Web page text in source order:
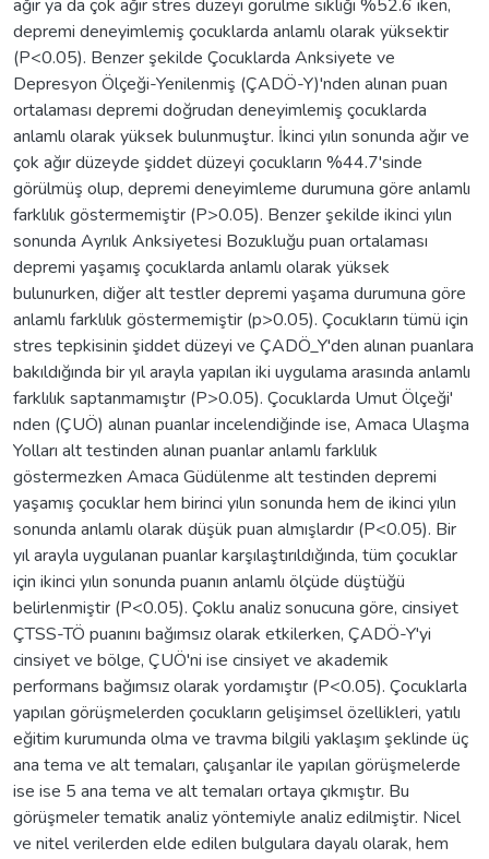
ağır ya da çok ağır stres düzeyi görülme sıklığı %52.6 iken,
depremi deneyimlemiş çocuklarda anlamlı olarak yüksektir
(P<0.05). Benzer şekilde Çocuklarda Anksiyete ve
Depresyon Ölçeği-Yenilenmiş (ÇADÖ-Y)'nden alınan puan
ortalaması depremi doğrudan deneyimlemiş çocuklarda
anlamlı olarak yüksek bulunmuştur. İkinci yılın sonunda ağır ve
çok ağır düzeyde şiddet düzeyi çocukların %44.7'sinde
görülmüş olup, depremi deneyimleme durumuna göre anlamlı
farklılık göstermemiştir (P>0.05). Benzer şekilde ikinci yılın
sonunda Ayrılık Anksiyetesi Bozukluğu puan ortalaması
depremi yaşamış çocuklarda anlamlı olarak yüksek
bulunurken, diğer alt testler depremi yaşama durumuna göre
anlamlı farklılık göstermemiştir (p>0.05). Çocukların tümü için
stres tepkisinin şiddet düzeyi ve ÇADÖ_Y'den alınan puanlara
bakıldığında bir yıl arayla yapılan iki uygulama arasında anlamlı
farklılık saptanmamıştır (P>0.05). Çocuklarda Umut Ölçeği'
nden (ÇUÖ) alınan puanlar incelendiğinde ise, Amaca Ulaşma
Yolları alt testinden alınan puanlar anlamlı farklılık
göstermezken Amaca Güdülenme alt testinden depremi
yaşamış çocuklar hem birinci yılın sonunda hem de ikinci yılın
sonunda anlamlı olarak düşük puan almışlardır (P<0.05). Bir
yıl arayla uygulanan puanlar karşılaştırıldığında, tüm çocuklar
için ikinci yılın sonunda puanın anlamlı ölçüde düştüğü
belirlenmiştir (P<0.05). Çoklu analiz sonucuna göre, cinsiyet
ÇTSS-TÖ puanını bağımsız olarak etkilerken, ÇADÖ-Y'yi
cinsiyet ve bölge, ÇUÖ'ni ise cinsiyet ve akademik
performans bağımsız olarak yordamıştır (P<0.05). Çocuklarla
yapılan görüşmelerden çocukların gelişimsel özellikleri, yatılı
eğitim kurumunda olma ve travma bilgili yaklaşım şeklinde üç
ana tema ve alt temaları, çalışanlar ile yapılan görüşmelerde
ise ise 5 ana tema ve alt temaları ortaya çıkmıştır. Bu
görüşmeler tematik analiz yöntemiyle analiz edilmiştir. Nicel
ve nitel verilerden elde edilen bulgulara dayalı olarak, hem